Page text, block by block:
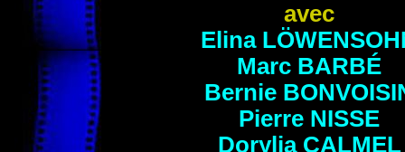
avec
Elina
Marc BARBÉ
Bernie
Pierre NISSE
Dorylia CALMEL